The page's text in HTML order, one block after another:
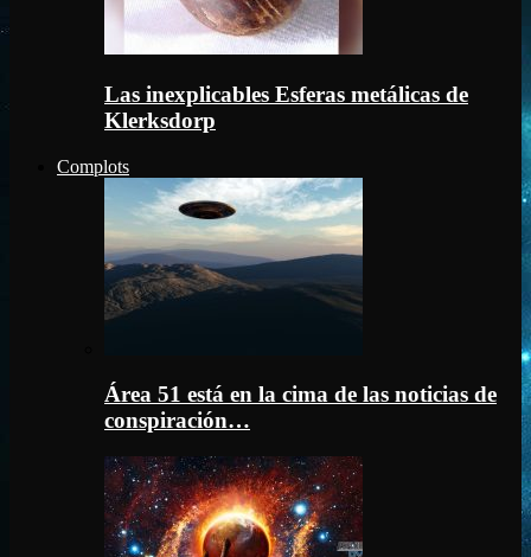
Las inexplicables Esferas metálicas de
Klerksdorp
Complots
Área 51 está en la cima de las noticias de
conspiración…